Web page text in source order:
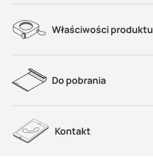
Właściwości produktu
Do pobrania
Kontakt